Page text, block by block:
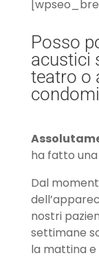
Posso
acustici
teatro o
ha fatto
Dal
nostri
settimane
la mattina e